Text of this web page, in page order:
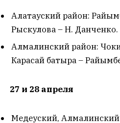
Алатауский район:
Рыскулова – Н. Данченко.
Алмалинский район:
Карасай батыра –
27 и 28 апреля
Медеуский,